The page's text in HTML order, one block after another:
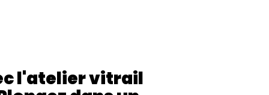
l'atelier vitrail